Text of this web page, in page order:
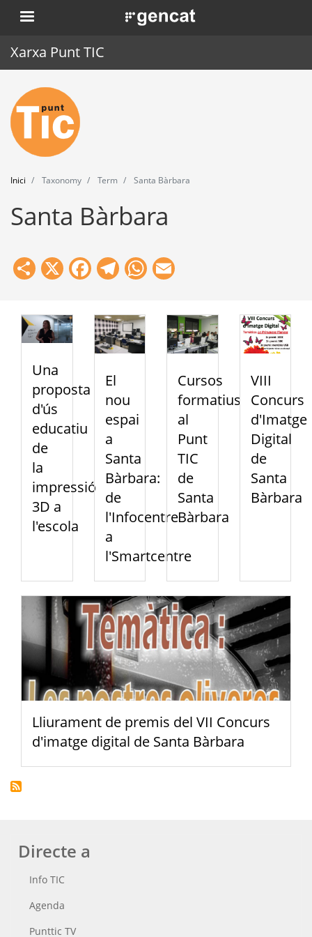
Vés
al
. Obre en una nova finestra.
Xarxa Punt TIC
Inici
Punt TIC
Actualitat
Agenda
Formació
Eines
Inici Taxonomy Term Santa Bàrbara
Santa Bàrbara
Share
X Facebook
Telegram
WhatsApp
Una
proposta
d'ús
educatiu
de
la
impressió
3D a
l'escola
El
nou
espai
a
Santa
Bàrbara:
de
l'Infocentre
a
l'Smartcentre
Cursos
formatius
al
Punt
TIC
de
Santa
Bàrbara
VIII
Concurs
d'Imatge
Digital
de
Santa
Bàrbara
Lliurament de premis del VII Concurs
d'imatge digital de Santa Bàrbara
Directe a
Info TIC
Agenda
Punttic TV